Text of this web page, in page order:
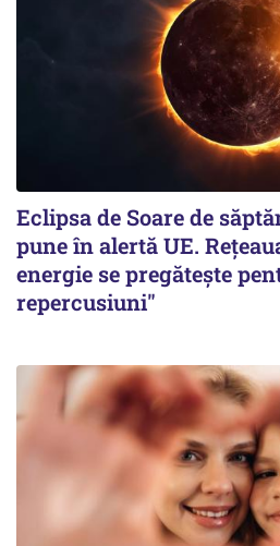
Eclipsa de Soare de
pune în alertă UE.
energie se pregătește
repercusiuni"